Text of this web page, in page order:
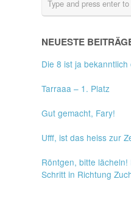
NEUESTE
Die 8 ist ja
Tarraaa – 1. Platz
Gut gemacht, Fary!
Ufff, ist das heiss zur
Röntgen, bitte lächeln!
Schritt in Richtung